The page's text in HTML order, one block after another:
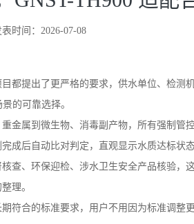
检测全需求
GNST-TH900 适配
都提出了更严格的要求，供水单位、检测